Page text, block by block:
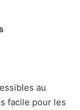
au
facile pour les